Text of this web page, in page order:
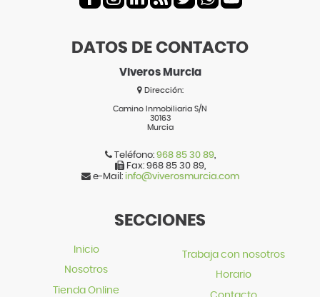
DATOS DE CONTACTO
Viveros Murcia
Dirección:
Camino Inmobiliaria S/N
30163
Murcia
Teléfono: 968 85 30 89,
Fax: 968 85 30 89,
e-Mail: info@viverosmurcia.com
SECCIONES
Inicio
Nosotros
Tienda Online
Trabaja con nosotros
Horario